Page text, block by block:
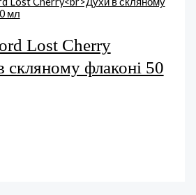
Lost Cherry
скляному флаконі 50